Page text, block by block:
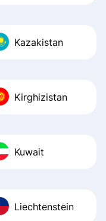
Kazakistan
Kirghizistan
Kuwait
Liechtenstein